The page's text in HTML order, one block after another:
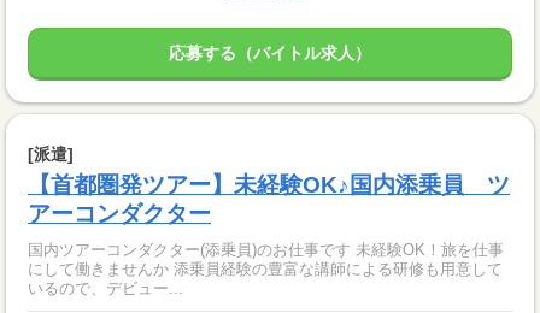
応募する（バイトル求人）
[派遣]
【首都圏発ツアー】未経験OK♪国内添乗員 ツ
アーコンダクター
国内ツアーコンダクター(添乗員)のお仕事です 未経験OK！旅を仕事
にして働きませんか 添乗員経験の豊富な講師による研修も用意して
いるので、デビュー...